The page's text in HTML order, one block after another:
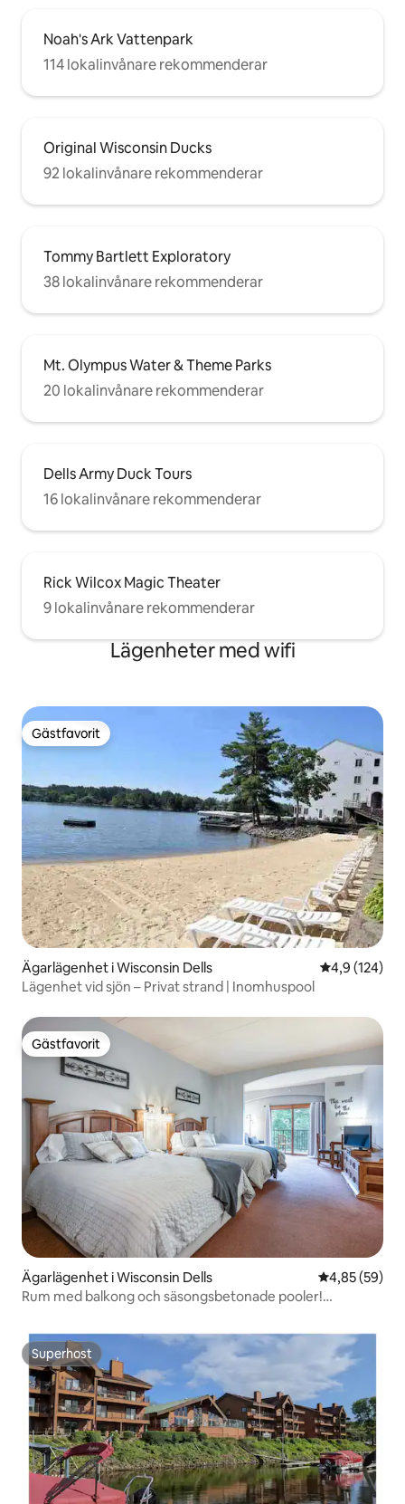
Noah's Ark Vattenpark
114 lokalinvånare rekommenderar
Original Wisconsin Ducks
92 lokalinvånare rekommenderar
Tommy Bartlett Exploratory
38 lokalinvånare rekommenderar
Mt. Olympus Water & Theme Parks
20 lokalinvånare rekommenderar
Dells Army Duck Tours
16 lokalinvånare rekommenderar
Rick Wilcox Magic Theater
9 lokalinvånare rekommenderar
Lägenheter med wifi
Gästfavorit
Gästfavorit
Ägarlägenhet i Wisconsin Dells 4,9 av 5 i
4,9 (124)
Lägenhet vid sjön – Privat strand | Inomhuspool
Gästfavorit
Gästfavorit
Ägarlägenhet i Wisconsin Dells 4,85 av 5 i
4,85 (59)
Rum med balkong och säsongsbetonade pooler!
Superhost
Superhost